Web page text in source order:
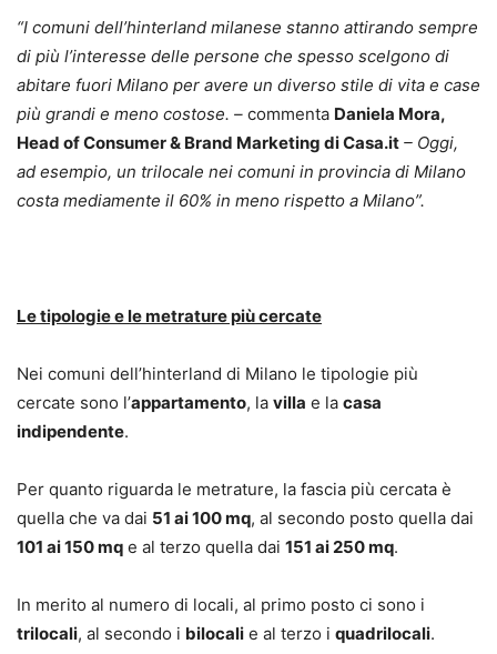
“I comuni dell’hinterland milanese stanno attirando sempre
di più l’interesse delle persone che spesso scelgono di
abitare fuori Milano per avere un diverso stile di vita e case
più grandi e meno costose. – commenta Daniela Mora,
Head of Consumer & Brand Marketing di Casa.it – Oggi,
ad esempio, un trilocale nei comuni in provincia di Milano
costa mediamente il 60% in meno rispetto a Milano”.
Le tipologie e le metrature più cercate
Nei comuni dell’hinterland di Milano le tipologie più
cercate sono l’appartamento, la villa e la casa
indipendente.
Per quanto riguarda le metrature, la fascia più cercata è
quella che va dai 51 ai 100 mq, al secondo posto quella dai
101 ai 150 mq e al terzo quella dai 151 ai 250 mq.
In merito al numero di locali, al primo posto ci sono i
trilocali, al secondo i bilocali e al terzo i quadrilocali.